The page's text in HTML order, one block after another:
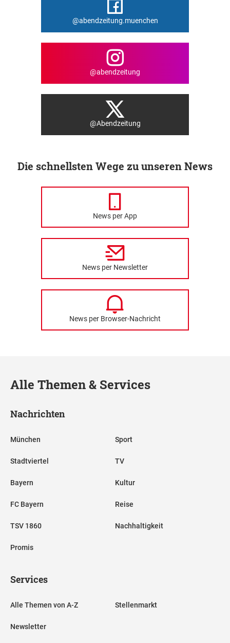
@abendzeitung.muenchen
@abendzeitung
@Abendzeitung
Die schnellsten Wege zu unseren News
News per App
News per Newsletter
News per Browser-Nachricht
Alle Themen & Services
Nachrichten
München
Stadtviertel
Bayern
FC Bayern
TSV 1860
Promis
Sport
TV
Kultur
Reise
Nachhaltigkeit
Services
Alle Themen von A-Z
Newsletter
Stellenmarkt